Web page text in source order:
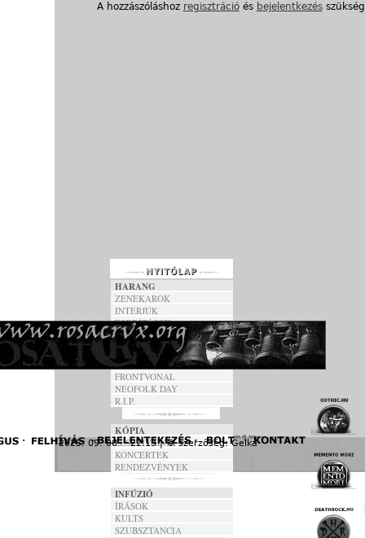
A hozzászóláshoz regisztrációés bejelentkezés
2025. 09. 08. - 22:13 | © szerzőség:Gelka
HARANG
ZENEKAROK
INTERJÚK
FORDÍTÁSOK
DALSZÖVEGEK
ANNO
FRONTVONAL
NEOFOLK DAY
R.I.P.
KÓPIA
FESZTIVÁLOK
KONCERTEK
RENDEZVÉNYEK
INFÚZIÓ
ÍRÁSOK
KULTS
SZUBSZTANCIA